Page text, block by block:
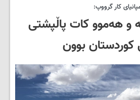
کار گرووپ:
و هەموو کات پاڵپشتی
بوون